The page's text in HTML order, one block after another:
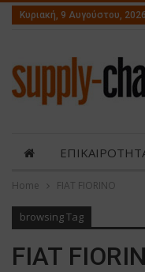
Κυριακή, 9 Αυγούστου, 2026
ABOUT US
Home FIAT FIORINO
browsing Tag
FIAT